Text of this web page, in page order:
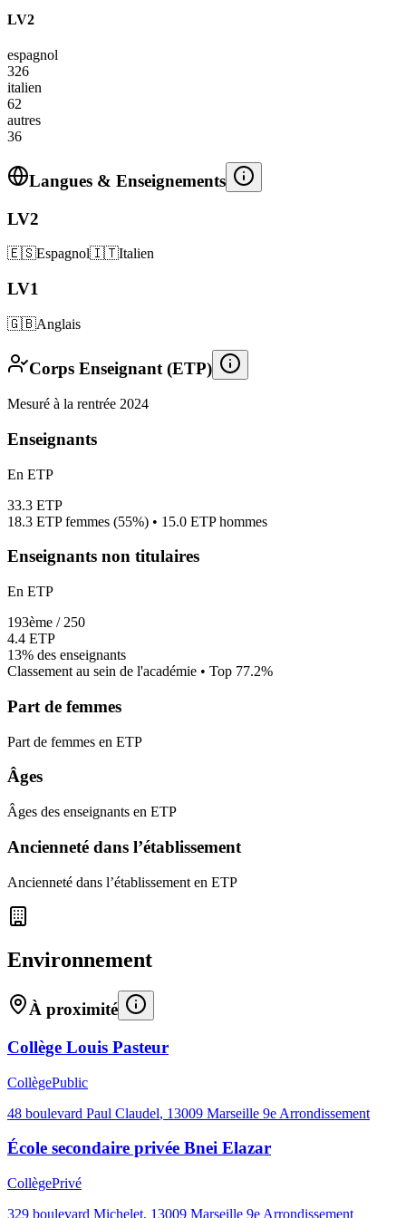
LV2
espagnol
326
italien
62
autres
36
Langues & Enseignements
LV2
🇪🇸Espagnol🇮🇹Italien
LV1
🇬🇧Anglais
Corps Enseignant (ETP)
Mesuré à la rentrée 2024
Enseignants
En ETP
33.3 ETP
18.3 ETP femmes (55%) • 15.0 ETP hommes
Enseignants non titulaires
En ETP
193ème / 250
4.4 ETP
13% des enseignants
Classement au sein de l'académie • Top 77.2%
Part de femmes
Part de femmes en ETP
Âges
Âges des enseignants en ETP
Ancienneté dans l’établissement
Ancienneté dans l’établissement en ETP
Environnement
À proximité
Collège Louis Pasteur
CollègePublic
48 boulevard Paul Claudel, 13009 Marseille 9e Arrondissement
École secondaire privée Bnei Elazar
CollègePrivé
329 boulevard Michelet, 13009 Marseille 9e Arrondissement